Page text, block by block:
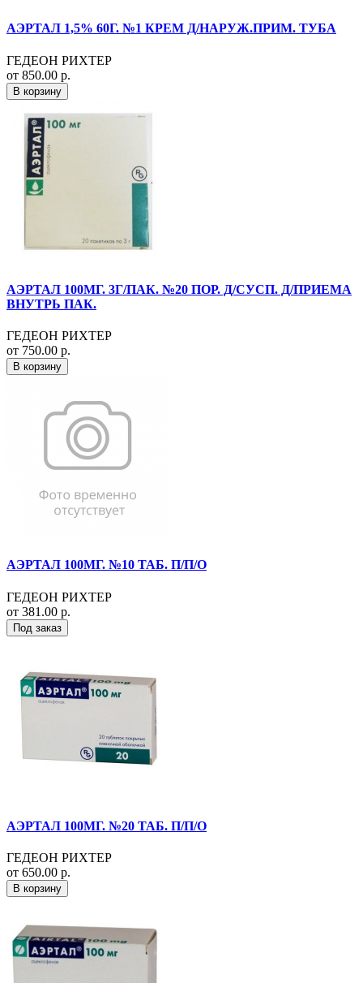
АЭРТАЛ 1,5% 60Г. №1 КРЕМ Д/НАРУЖ.ПРИМ. ТУБА
ГЕДЕОН РИХТЕР
от 850.00 р.
В корзину
АЭРТАЛ 100МГ. 3Г/ПАК. №20 ПОР. Д/СУСП. Д/ПРИЕМА
ВНУТРЬ ПАК.
ГЕДЕОН РИХТЕР
от 750.00 р.
В корзину
АЭРТАЛ 100МГ. №10 ТАБ. П/П/О
ГЕДЕОН РИХТЕР
от 381.00 р.
Под заказ
АЭРТАЛ 100МГ. №20 ТАБ. П/П/О
ГЕДЕОН РИХТЕР
от 650.00 р.
В корзину